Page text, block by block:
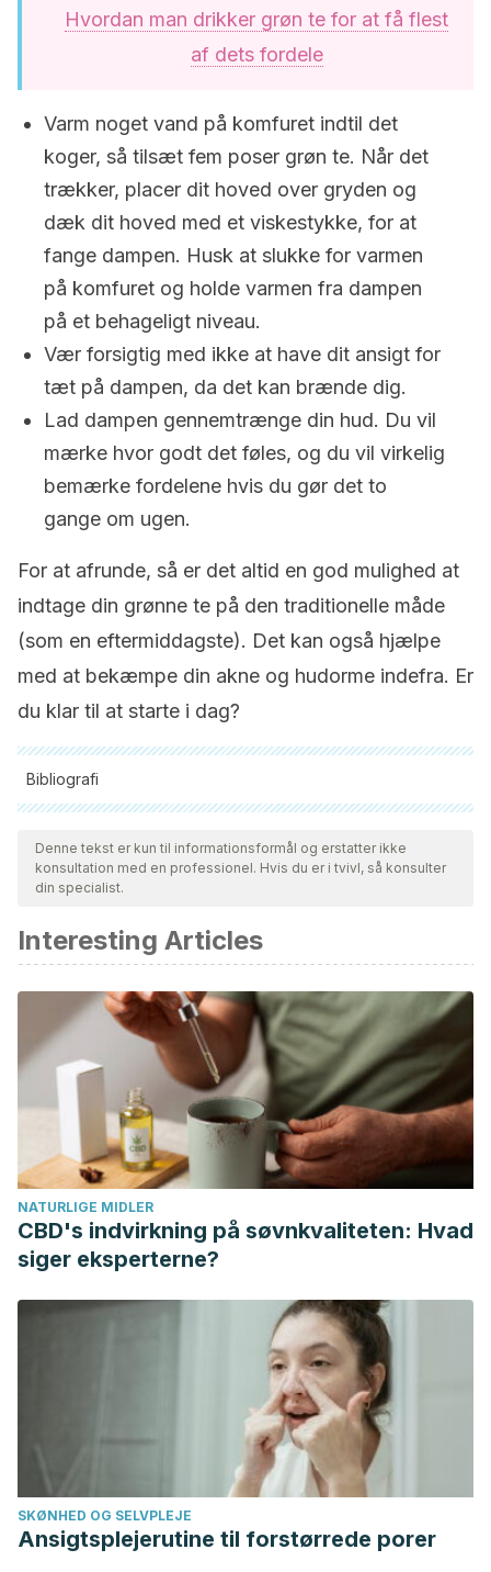
Hvordan man drikker grøn te for at få flest
af dets fordele
Varm noget vand på komfuret indtil det
koger, så tilsæt fem poser grøn te. Når det
trækker, placer dit hoved over gryden og
dæk dit hoved med et viskestykke, for at
fange dampen. Husk at slukke for varmen
på komfuret og holde varmen fra dampen
på et behageligt niveau.
Vær forsigtig med ikke at have dit ansigt for
tæt på dampen, da det kan brænde dig.
Lad dampen gennemtrænge din hud. Du vil
mærke hvor godt det føles, og du vil virkelig
bemærke fordelene hvis du gør det to
gange om ugen.
For at afrunde, så er det altid en god mulighed at
indtage din grønne te på den traditionelle måde
(som en eftermiddagste). Det kan også hjælpe
med at bekæmpe din akne og hudorme indefra. Er
du klar til at starte i dag?
Bibliografi
Alle citerede kilder blev grundigt gennemgået af vores team
for at sikre deres kvalitet, pålidelighed, aktualitet og validitet.
Bibliografien i denne artikel blev betragtet som pålidelig og af
MedlinePlus (2019). Acné. Available at:
https://medlineplus.gov/spanish/acne.html. Accessed
11/03/2020.
Saric, S., Notay, M., & Sivamani, R. K. (2017). Green tea and
other tea polyphenols: Effects on sebum production and
acne vulgaris.
Antioxidants,6
(1), 2. Available at:
https://doi.org/10.3390/antiox6010002. Accessed
11/03/2020.
Williams, L. B., & Haydel, S. E. (2010). Evaluation of the
medicinal use of clay minerals as antibacterial
International geology review
Available at:
Accessed 11/03/2020.
Yagnik, D., Serafin, V., & Shah, A. J. (2018). Antimicrobial
activity of apple cider vinegar against Escherichia coli,
Staphylococcus aureus and Candida albicans;
downregulating cytokine and microbial protein
Scientific reports 8(1), 1-12. Available at:
https://www.nature.com/articles/s41598-017-18618-x
Accessed 11/03/2020.
Denne tekst er kun til informationsformål og erstatter ikke
konsultation med en professionel. Hvis du er i tvivl, så konsulter
din specialist.
Interesting Articles
NATURLIGE MIDLER
CBD's indvirkning på søvnkvaliteten: Hvad
siger eksperterne?
SKØNHED OG SELVPLEJE
Ansigtsplejerutine til forstørrede porer